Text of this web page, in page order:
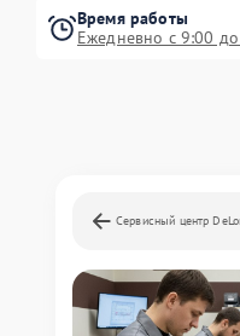
Время работы
Ежедневно с 9:00
Сервисный центр